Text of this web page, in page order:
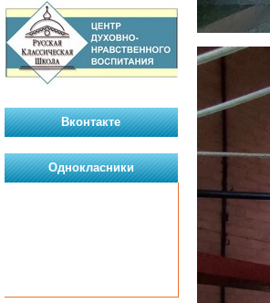
Вконтакте
Однокласники